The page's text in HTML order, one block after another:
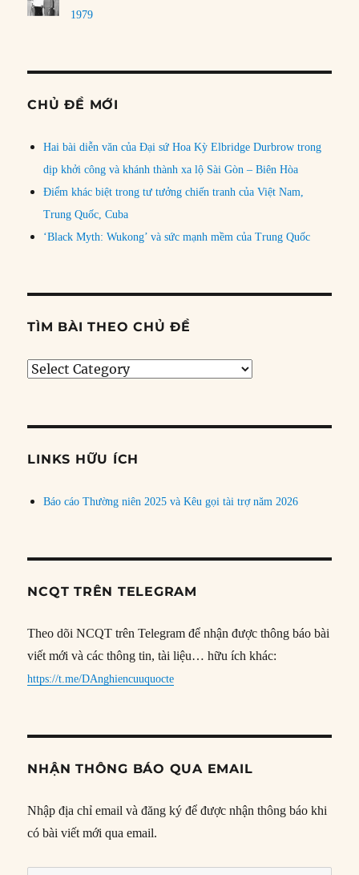
1979
CHỦ ĐỀ MỚI
Hai bài diễn văn của Đại sứ Hoa Kỳ Elbridge Durbrow trong
dịp khởi công và khánh thành xa lộ Sài Gòn – Biên Hòa
Điểm khác biệt trong tư tưởng chiến tranh của Việt Nam,
Trung Quốc, Cuba
‘Black Myth: Wukong’ và sức mạnh mềm của Trung Quốc
TÌM BÀI THEO CHỦ ĐỀ
Tìm
đề
LINKS HỮU ÍCH
Báo cáo Thường niên 2025 và Kêu gọi tài trợ năm 2026
NCQT TRÊN TELEGRAM
Theo dõi NCQT trên Telegram để nhận được thông báo bài
viết mới và các thông tin, tài liệu… hữu ích khác:
https://t.me/DAnghiencuuquocte
NHẬN THÔNG BÁO QUA EMAIL
Nhập địa chỉ email và đăng ký để được nhận thông báo khi
có bài viết mới qua email.